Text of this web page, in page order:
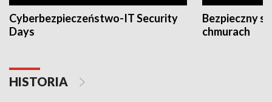
Cyberbezpieczeństwo-IT Security
Days
Bezpieczny
chmurach
HISTORIA